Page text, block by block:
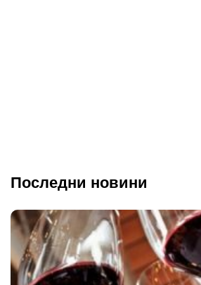
Последни новини